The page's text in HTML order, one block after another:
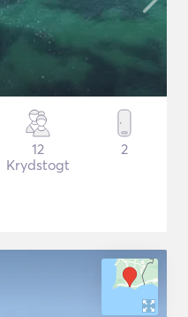
12
Krydstogt
2